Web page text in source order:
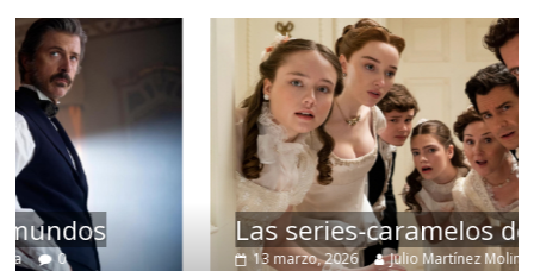
Las series-caramelos de Shondaland
13 marzo, 2026 Julio Martínez Molina 0